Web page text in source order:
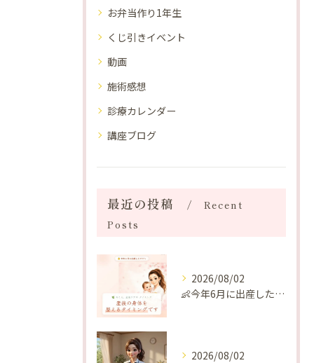
お弁当作り1年生
くじ引きイベント
動画
施術感想
診療カレンダー
講座ブログ
最近の投稿
Recent
Posts
2026/08/02
👶今年6月に出産したママへ♡
2026/08/02